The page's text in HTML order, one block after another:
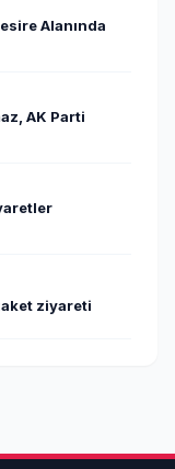
Alanında
AK Parti
ziyareti